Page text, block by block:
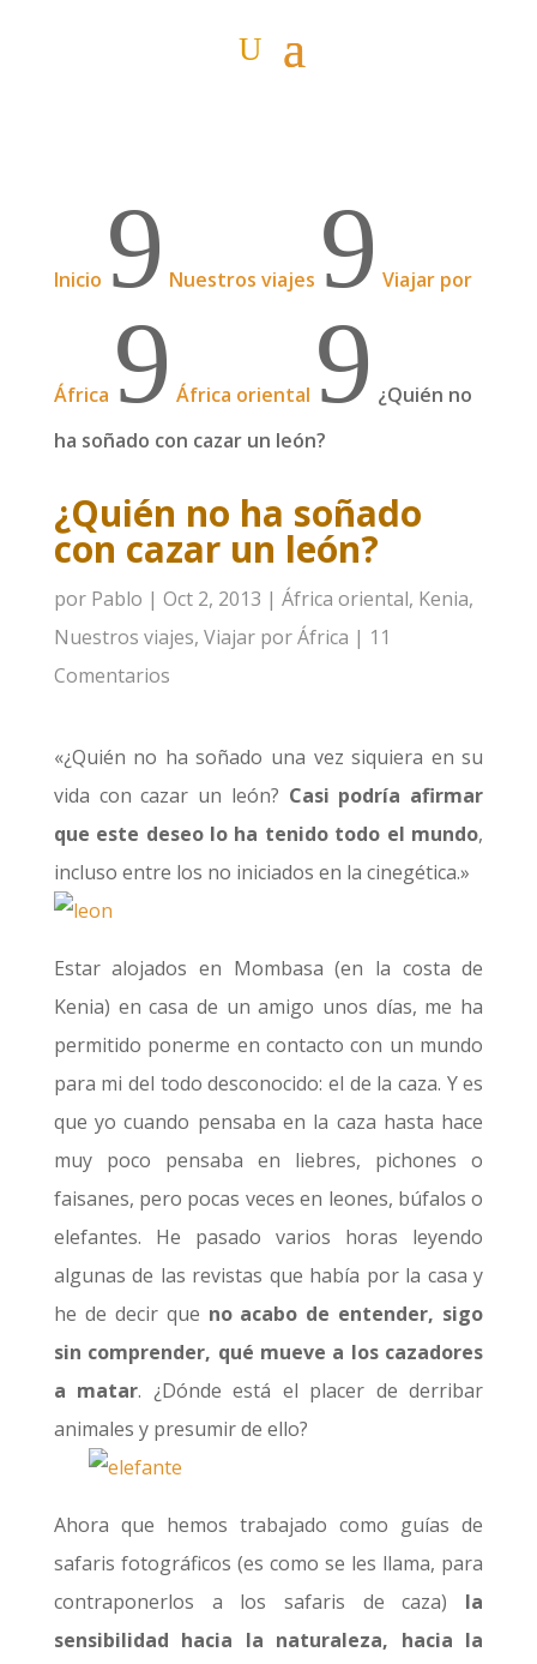
Inicio 9 Nuestros viajes 9 Viajar por
África 9 África oriental 9 ¿Quién no
ha soñado con cazar un león?
¿Quién no ha soñado
con cazar un león?
por Pablo | Oct 2, 2013 | África oriental, Kenia,
Nuestros viajes, Viajar por África | 11
Comentarios
«¿Quién no ha soñado una vez siquiera en su
vida con cazar un león? Casi podría afirmar
que este deseo lo ha tenido todo el mundo,
incluso entre los no iniciados en la cinegética.»
Estar alojados en Mombasa (en la costa de
Kenia) en casa de un amigo unos días, me ha
permitido ponerme en contacto con un mundo
para mi del todo desconocido: el de la caza. Y es
que yo cuando pensaba en la caza hasta hace
muy poco pensaba en liebres, pichones o
faisanes, pero pocas veces en leones, búfalos o
elefantes. He pasado varios horas leyendo
algunas de las revistas que había por la casa y
he de decir que no acabo de entender, sigo
sin comprender, qué mueve a los cazadores
a matar. ¿Dónde está el placer de derribar
animales y presumir de ello?
Ahora que hemos trabajado como guías de
safaris fotográficos (es como se les llama, para
contraponerlos a los safaris de caza) la
sensibilidad hacia la naturaleza, hacia la